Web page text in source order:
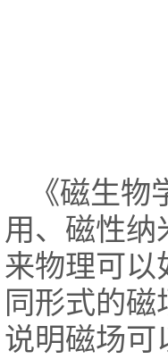
《磁生
用、磁性纳
来物理可以
同形式的
说明磁场可